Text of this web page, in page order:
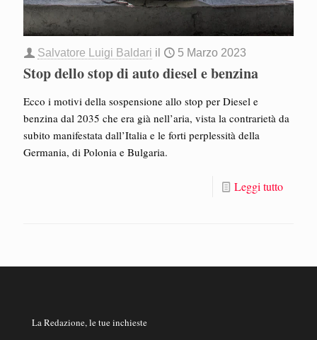
Salvatore Luigi Baldari il 5 Marzo 2023
Stop dello stop di auto diesel e benzina
Ecco i motivi della sospensione allo stop per Diesel e
benzina dal 2035 che era già nell’aria, vista la contrarietà da
subito manifestata dall’Italia e le forti perplessità della
Germania, di Polonia e Bulgaria.
Leggi tutto
La Redazione, le tue inchieste